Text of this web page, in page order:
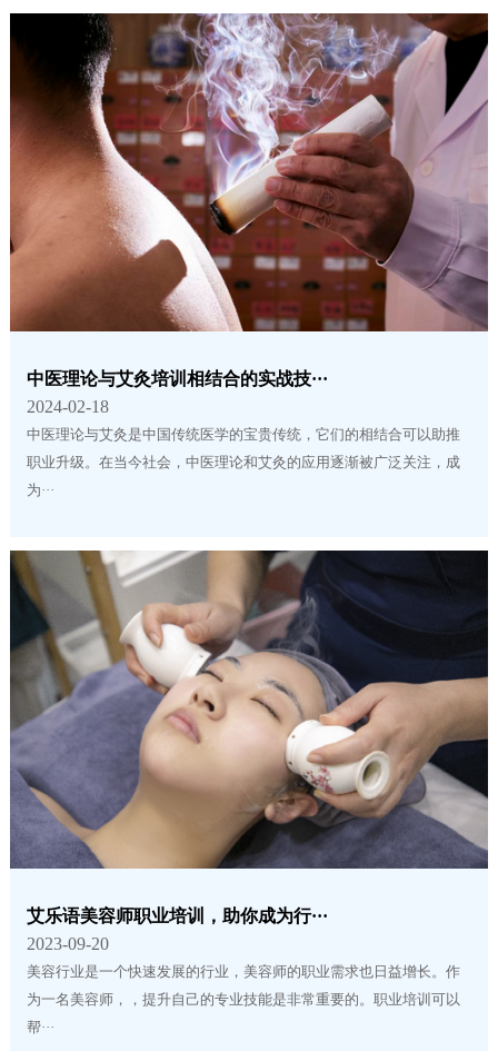
中医理论与艾灸培训相结合的实战技···
2024-02-18
中医理论与艾灸是中国传统医学的宝贵传统，它们的相结合可以助推
职业升级。在当今社会，中医理论和艾灸的应用逐渐被广泛关注，成
为···
艾乐语美容师职业培训，助你成为行···
2023-09-20
美容行业是一个快速发展的行业，美容师的职业需求也日益增长。作
为一名美容师，，提升自己的专业技能是非常重要的。职业培训可以
帮···